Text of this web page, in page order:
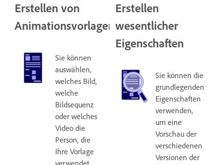
Erstellen von
Animationsvorlagen
Sie können
auswählen,
welches Bild,
welche
Bildsequenz
oder welches
Video die
Person, die
Ihre Vorlage
verwendet,
Erstellen
wesentlicher
Eigenschaften
Sie können die
grundlegenden
Eigenschaften
verwenden,
um eine
Vorschau der
verschiedenen
Versionen der